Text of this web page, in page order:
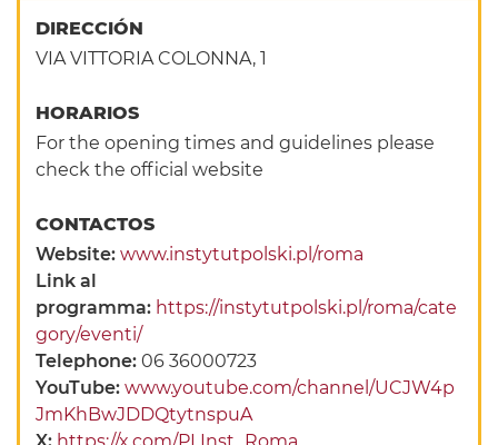
DIRECCIÓN
VIA VITTORIA COLONNA, 1
HORARIOS
For the opening times and guidelines please
check the official website
CONTACTOS
Website:www.instytutpolski.pl/roma
Link al
programma: https://instytutpolski.pl/roma/cate
gory/eventi/
Telephone:06 36000723
YouTube:www.youtube.com/channel/UCJW4p
JmKhBwJDDQtytnspuA